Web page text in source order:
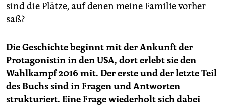
sind die Plätze, auf denen meine Familie vorher
saß?
Die Geschichte beginnt mit der Ankunft der
Protagonistin in den USA, dort erlebt sie den
Wahlkampf 2016 mit. Der erste und der letzte Teil
des Buchs sind in Fragen und Antworten
strukturiert. Eine Frage wiederholt sich dabei